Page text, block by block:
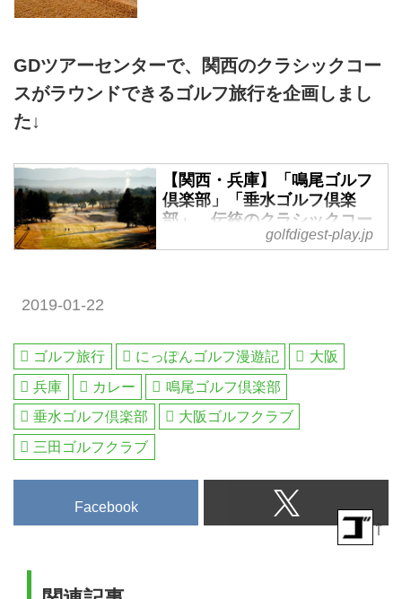
GDツアーセンターで、関西のクラシックコー
スがラウンドできるゴルフ旅行を企画しまし
た↓
【関西・兵庫】「鳴尾ゴルフ
倶楽部」「垂水ゴルフ倶楽
部」。伝統のクラシックコー
ス巡り 2日間 2ラウンド 一人
京・名古屋発着・現地参加 添乗
員同行 1名様より受付国内最古
のコースは、六甲の山の上にある
神戸ゴルフ倶楽部。百年以上前、
当時の神戸のメンバーたちが冬で
ゴルフ発祥の神戸には、歴史ある
クラブが多くあります。今回は、
その「鳴尾ゴルフ倶楽部」と、神
golfdigest-play.jp
2019-01-22
ゴルフ旅行 にっぽんゴルフ漫遊記
大阪
兵庫
カレー
鳴尾ゴルフ倶楽部
垂水ゴルフ倶楽部
大阪ゴルフクラブ
三田ゴルフクラブ
Facebook
↑